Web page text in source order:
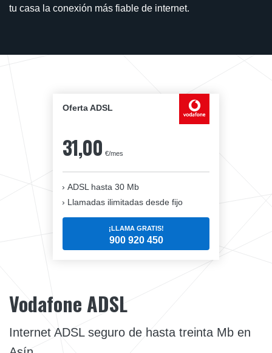
tu casa la conexión más fiable de internet.
Oferta ADSL
31,00 €/mes
ADSL hasta 30 Mb
Llamadas ilimitadas desde fijo
¡LLAMA GRATIS!
900 920 450
Vodafone ADSL
Internet ADSL seguro de hasta treinta Mb en